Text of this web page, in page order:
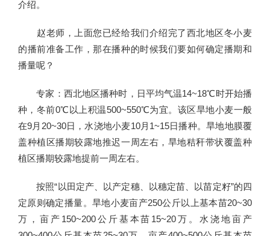
介绍。
赵老师，上面您已经给我们介绍完了西北地区冬小麦
的播前准备工作，那在播种的时候我们要如何确定播期和
播量呢？
专家：西北地区播种时，日平均气温14~18℃时开始播
种，冬前0℃以上积温500~550℃为宜。该区旱地小麦一般
在9月20~30日，水浇地小麦10月1~15日播种。旱地地膜覆
盖种植区播期较露地推迟一周左右，旱地秸秆带状覆盖种
植区播期较露地提前一周左右。
按照“以田定产、以产定穗、以穗定苗、以苗定籽”的四
定原则确定播量。旱地小麦亩产250公斤以上基本苗20~30
万，亩产150~200公斤基本苗15~20万。水浇地亩产